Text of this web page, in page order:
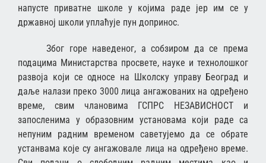
напусте приватне школе у којима раде јер им се у
државној школи уплаћује пун допринос.
Због горе наведеног, а собзиром да се према
подацима Министарства просвете, науке и технолошког
развоја који се односе на Школску управу Београд и
даље налази преко 3000 лица ангажованих на одређено
време, свим члановима ГСПРС НЕЗАВИСНОСТ и
запосленима у образовним установама који раде са
непуним радним временом саветујемо да се обрате
устанвама које су ангажовале лица на одређено време.